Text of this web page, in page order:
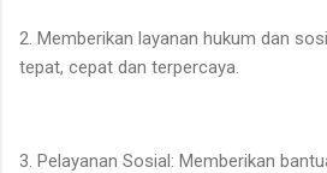
2. Memberikan layanan hukum dan
tepat, cepat dan terpercaya.
3. Pelayanan Sosial: Memberikan